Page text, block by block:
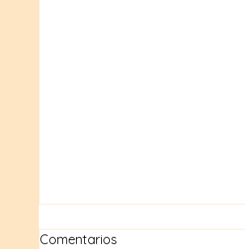
Comentarios